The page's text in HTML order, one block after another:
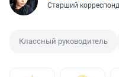
Старший
Классный руководитель